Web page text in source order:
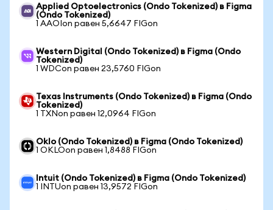
Applied Optoelectronics (Ondo Tokenized) в Figma
(Ondo Tokenized)
1 AAOIon равен 5,6647 FIGon
Western Digital (Ondo Tokenized) в Figma (Ondo
Tokenized)
1 WDCon равен 23,5760 FIGon
Texas Instruments (Ondo Tokenized) в Figma (Ondo
Tokenized)
1 TXNon равен 12,0964 FIGon
Oklo (Ondo Tokenized) в Figma (Ondo Tokenized)
1 OKLOon равен 1,8488 FIGon
Intuit (Ondo Tokenized) в Figma (Ondo Tokenized)
1 INTUon равен 13,9572 FIGon